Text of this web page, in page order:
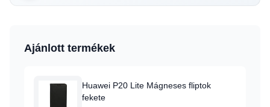
Ajánlott termékek
Huawei P20 Lite Mágneses fliptok
fekete